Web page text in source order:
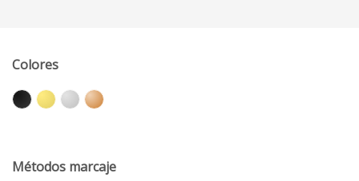
Colores
Métodos marcaje